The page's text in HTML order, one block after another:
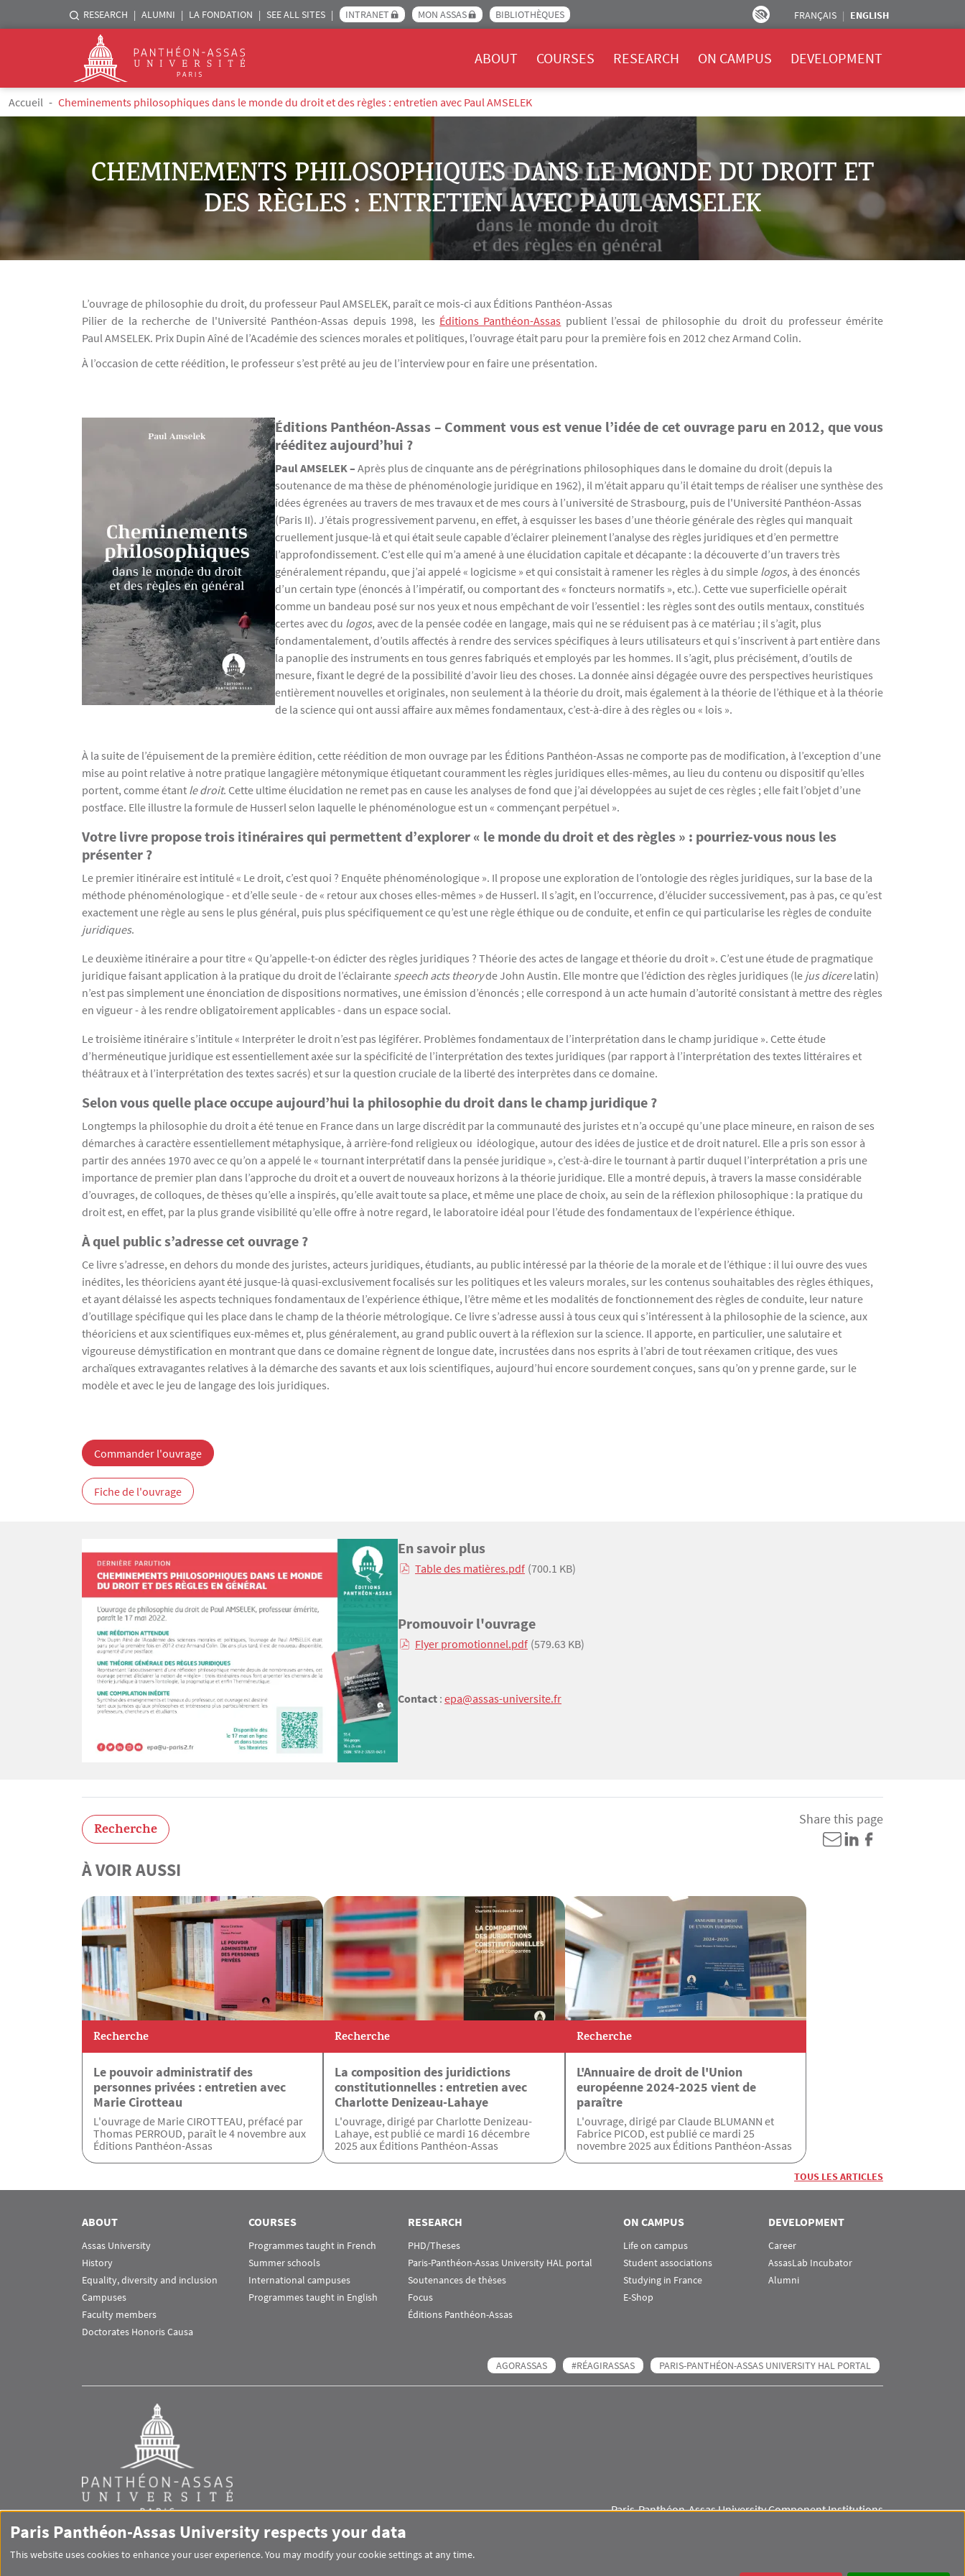
Skip to main content
Menu liste sites Assas
RESEARCH ALUMNI LA FONDATION SEE ALL SITES INTRANET MON ASSAS BIBLIOTHÈQUES FRANÇAIS ENGLISH
Logo
ABOUT COURSES RESEARCH ON CAMPUS DEVELOPMENT
Breadcrumb
Accueil Cheminements philosophiques dans le monde du droit et des règles : entretien avec Paul AMSELEK
CHEMINEMENTS PHILOSOPHIQUES DANS LE MONDE DU DROIT ET
DES RÈGLES : ENTRETIEN AVEC PAUL AMSELEK
L’ouvrage de philosophie du droit, du professeur Paul AMSELEK, paraît ce mois-ci aux Éditions Panthéon-Assas
Texte
Pilier de la recherche de l'Université Panthéon-Assas depuis 1998, les Éditions Panthéon-Assas publient l’essai de philosophie du droit du professeur émérite
Paul AMSELEK. Prix Dupin Aîné de l’Académie des sciences morales et politiques, l’ouvrage était paru pour la première fois en 2012 chez Armand Colin.
À l’occasion de cette réédition, le professeur s’est prêté au jeu de l’interview pour en faire une présentation.
Texte
Éditions Panthéon-Assas – Comment vous est venue l’idée de cet ouvrage paru en 2012, que vous
rééditez aujourd’hui ?
Paul AMSELEK– Après plus de cinquante ans de pérégrinations philosophiques dans le domaine du droit (depuis la
soutenance de ma thèse de phénoménologie juridique en 1962), il m’était apparu qu’il était temps de réaliser une synthèse des
idées égrenées au travers de mes travaux et de mes cours à l’université de Strasbourg, puis de l'Université Panthéon-Assas
(Paris II). J’étais progressivement parvenu, en effet, à esquisser les bases d’une théorie générale des règles qui manquait
cruellement jusque-là et qui était seule capable d’éclairer pleinement l’analyse des règles juridiques et d’en permettre
l’approfondissement. C’est elle qui m’a amené à une élucidation capitale et décapante : la découverte d’un travers très
généralement répandu, que j’ai appelé « logicisme » et qui consistait à ramener les règles à du simple logos, à des énoncés
d’un certain type (énoncés à l’impératif, ou comportant des « foncteurs normatifs », etc.). Cette vue superficielle opérait
comme un bandeau posé sur nos yeux et nous empêchant de voir l’essentiel : les règles sont des outils mentaux, constitués
certes avec du logos, avec de la pensée codée en langage, mais qui ne se réduisent pas à ce matériau ; il s’agit, plus
fondamentalement, d’outils affectés à rendre des services spécifiques à leurs utilisateurs et qui s’inscrivent à part entière dans
la panoplie des instruments en tous genres fabriqués et employés par les hommes. Il s’agit, plus précisément, d’outils de
mesure, fixant le degré de la possibilité d’avoir lieu des choses. La donnée ainsi dégagée ouvre des perspectives heuristiques
entièrement nouvelles et originales, non seulement à la théorie du droit, mais également à la théorie de l’éthique et à la théorie
de la science qui ont aussi affaire aux mêmes fondamentaux, c’est-à-dire à des règles ou « lois ».
Texte
À la suite de l’épuisement de la première édition, cette réédition de mon ouvrage par les Éditions Panthéon-Assas ne comporte pas de modification, à l’exception d’une
mise au point relative à notre pratique langagière métonymique étiquetant couramment les règles juridiques elles-mêmes, au lieu du contenu ou dispositif qu’elles
portent, comme étant le droit. Cette ultime élucidation ne remet pas en cause les analyses de fond que j’ai développées au sujet de ces règles ; elle fait l’objet d’une
postface. Elle illustre la formule de Husserl selon laquelle le phénoménologue est un « commençant perpétuel ».
Votre livre propose trois itinéraires qui permettent d’explorer « le monde du droit et des règles » : pourriez-vous nous les
présenter ?
Le premier itinéraire est intitulé « Le droit, c’est quoi ? Enquête phénoménologique ». Il propose une exploration de l’ontologie des règles juridiques, sur la base de la
méthode phénoménologique - et d’elle seule - de « retour aux choses elles-mêmes » de Husserl. Il s’agit, en l’occurrence, d’élucider successivement, pas à pas, ce qu’est
exactement une règle au sens le plus général, puis plus spécifiquement ce qu’est une règle éthique ou de conduite, et enfin ce qui particularise les règles de conduite
juridiques.
Le deuxième itinéraire a pour titre « Qu’appelle-t-on édicter des règles juridiques ? Théorie des actes de langage et théorie du droit ». C’est une étude de pragmatique
juridique faisant application à la pratique du droit de l’éclairante speech acts theoryde John Austin. Elle montre que l’édiction des règles juridiques (le jus dicerelatin)
n’est pas simplement une énonciation de dispositions normatives, une émission d’énoncés ; elle correspond à un acte humain d’autorité consistant à mettre des règles
en vigueur - à les rendre obligatoirement applicables - dans un espace social.
Le troisième itinéraire s’intitule « Interpréter le droit n’est pas légiférer. Problèmes fondamentaux de l’interprétation dans le champ juridique ». Cette étude
d’herméneutique juridique est essentiellement axée sur la spécificité de l’interprétation des textes juridiques (par rapport à l’interprétation des textes littéraires et
théâtraux et à l’interprétation des textes sacrés) et sur la question cruciale de la liberté des interprètes dans ce domaine.
Selon vous quelle place occupe aujourd’hui la philosophie du droit dans le champ juridique ?
Longtemps la philosophie du droit a été tenue en France dans un large discrédit par la communauté des juristes et n’a occupé qu’une place mineure, en raison de ses
démarches à caractère essentiellement métaphysique, à arrière-fond religieux ou idéologique, autour des idées de justice et de droit naturel. Elle a pris son essor à
partir des années 1970 avec ce qu’on a appelé le « tournant interprétatif dans la pensée juridique », c’est-à-dire le tournant à partir duquel l’interprétation a pris une
importance de premier plan dans l’approche du droit et a ouvert de nouveaux horizons à la théorie juridique. Elle a montré depuis, à travers la masse considérable
d’ouvrages, de colloques, de thèses qu’elle a inspirés, qu’elle avait toute sa place, et même une place de choix, au sein de la réflexion philosophique : la pratique du
droit est, en effet, par la plus grande visibilité qu’elle offre à notre regard, le laboratoire idéal pour l’étude des fondamentaux de l’expérience éthique.
À quel public s’adresse cet ouvrage ?
Ce livre s’adresse, en dehors du monde des juristes, acteurs juridiques, étudiants, au public intéressé par la théorie de la morale et de l’éthique : il lui ouvre des vues
inédites, les théoriciens ayant été jusque-là quasi-exclusivement focalisés sur les politiques et les valeurs morales, sur les contenus souhaitables des règles éthiques,
et ayant délaissé les aspects techniques fondamentaux de l’expérience éthique, l’être même et les modalités de fonctionnement des règles de conduite, leur nature
d’outillage spécifique qui les place dans le champ de la théorie métrologique. Ce livre s’adresse aussi à tous ceux qui s’intéressent à la philosophie de la science, aux
théoriciens et aux scientifiques eux-mêmes et, plus généralement, au grand public ouvert à la réflexion sur la science. Il apporte, en particulier, une salutaire et
vigoureuse démystification en montrant que dans ce domaine règnent de longue date, incrustées dans nos esprits à l’abri de tout réexamen critique, des vues
archaïques extravagantes relatives à la démarche des savants et aux lois scientifiques, aujourd’hui encore sourdement conçues, sans qu’on y prenne garde, sur le
modèle et avec le jeu de langage des lois juridiques.
Commander l'ouvrage
Fiche de l'ouvrage
Texte
En savoir plus
Table des matières.pdf (700.1 KB)
Promouvoir l'ouvrage
Flyer promotionnel.pdf (579.63 KB)
Contact : epa@assas-universite.fr
Recherche
Share this page
À VOIR AUSSI
Recherche
Le pouvoir administratif des
personnes privées : entretien avec
Marie Cirotteau
L'ouvrage de Marie CIROTTEAU, préfacé par
Thomas PERROUD, paraît le 4 novembre aux
Éditions Panthéon-Assas
Recherche
La composition des juridictions
constitutionnelles : entretien avec
Charlotte Denizeau-Lahaye
L'ouvrage, dirigé par Charlotte Denizeau-
Lahaye, est publié ce mardi 16 décembre
2025 aux Éditions Panthéon-Assas
Recherche
L'Annuaire de droit de l'Union
européenne 2024-2025 vient de
paraître
L'ouvrage, dirigé par Claude BLUMANN et
Fabrice PICOD, est publié ce mardi 25
novembre 2025 aux Éditions Panthéon-Assas
TOUS LES ARTICLES
ABOUT
Assas University
History
Equality, diversity and inclusion
Campuses
Faculty members
Doctorates Honoris Causa
COURSES
Programmes taught in French
Summer schools
International campuses
Programmes taught in English
RESEARCH
PHD/Theses
Paris-Panthéon-Assas University HAL portal
Soutenances de thèses
Focus
Éditions Panthéon-Assas
ON CAMPUS
Life on campus
Student associations
Studying in France
E-Shop
DEVELOPMENT
Career
AssasLab Incubator
Alumni
AGORASSAS #RÉAGIRASSAS PARIS-PANTHÉON-ASSAS UNIVERSITY HAL PORTAL
Paris-Panthéon-Assas University Component Institutions
Paris Panthéon-Assas University respects your data
This website uses cookies to enhance your user experience. You may modify your cookie settings at any time.